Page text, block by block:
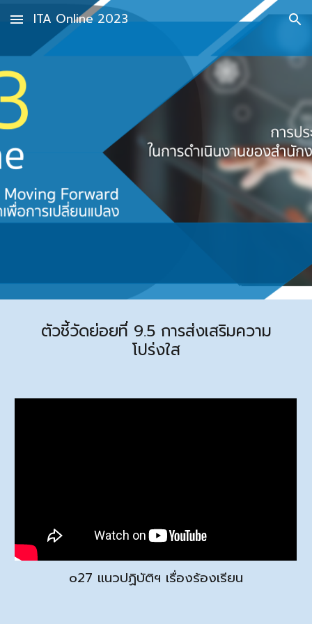
Skip to main content Skip to navigation
ITA Online 2023
ตัวชี้วัดย่อยที่ 9.5 การส่งเสริมความ
โปร่งใส
o27 แนวปฏิบัติฯ เรื่องร้องเรียน